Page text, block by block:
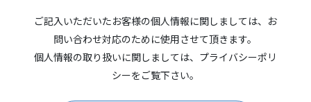
ご記入いただいたお客様の個人情報に関しましては、お
問い合わせ対応のために使用させて頂きます。
個人情報の取り扱いに関しましては、プライバシーポリ
シーをご覧下さい。